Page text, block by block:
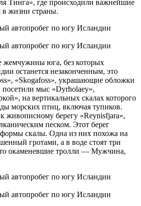
Тинга», где происходили важнейшие
в жизни страны.
жемчужины юга, без которых
останется незаконченным, это
«Skogafoss», украшающие обложки
мыс «Dyrholaey»,
на вертикальных скалах которого
морских птиц, включая тупиков.
живописному берегу «Reynisfjara»,
песком. Этот берег
скалы. Одна из них похожа на
гротами, а в воде стоят три
окаменевшие тролли — Мужчина,